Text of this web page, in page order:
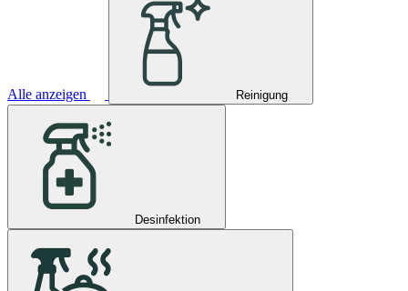
Alle anzeigen Reinigung
Desinfektion